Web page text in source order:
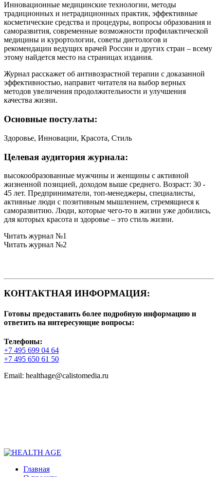
Инновационные медицинские технологии, методы
традиционных и нетрадиционных практик, эффективные
косметические средства и процедуры, вопросы образования и
саморазвития, современные возможности профилактической
медицины и курортологии, советы диетологов и
рекомендации ведущих врачей России и других стран – всему
этому найдется место на страницах издания.
Журнал расскажет об антивозрастной терапии с доказанной
эффективностью, направит читателя на выбор верных
методов увеличения продолжительности и улучшения
качества жизни.
Основные постулаты:
Здоровье, Инновации, Красота, Стиль
Целевая аудитория журнала:
высокообразованные мужчины и женщины с активной
жизненной позицией, доходом выше среднего. Возраст: 30 -
45 лет. Предприниматели, топ-менеджеры, специалисты,
активные люди с позитивным мышлением, стремящиеся к
саморазвитию. Люди, которые чего-то в жизни уже добились,
для которых красота и здоровье – это стиль жизни.
Читать журнал №1
Читать журнал №2
КОНТАКТНАЯ ИНФОРМАЦИЯ:
Готовы предоставить более подробную информацию и
ответить на интересующие вопросы:
Телефоны:
+7 495 699 04 64
+7 495 650 61 50
Email: healthage@calistomedia.ru
Главная